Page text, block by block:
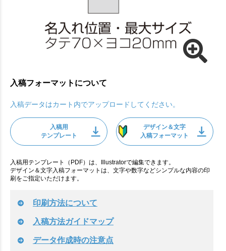
入稿フォーマットについて
入稿データはカート内でアップロードしてください。
入稿用
テンプレート
デザイン＆文字
入稿フォーマット
入稿用テンプレート（PDF）は、Illustratorで編集できます。
デザイン＆文字入稿フォーマットは、文字や数字などシンプルな内容の印
刷をご指定いただけます。
印刷方法について
入稿方法ガイドマップ
データ作成時の注意点